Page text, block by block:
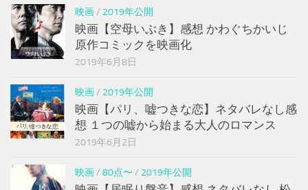
映画/ 2019年公開
映画【空母いぶき】感想 かわぐちかいじ
原作コミックを映画化
2019年6月8日
映画/ 2019年公開
映画【パリ、嘘つきな恋】ネタバレなし感
想 １つの嘘から始まる大人のロマンス
2019年6月2日
映画/ 80点〜 / 2019年公開